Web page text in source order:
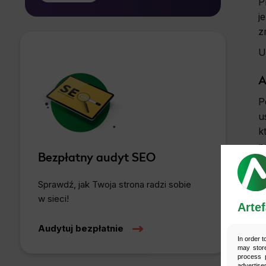
In order
may
process
bez wpływu na zgodność z prawem
przetwarzania, którego dokonano na
Bezpłatny audyt SEO
Sprawdź, jak Twoja strona radzi sobie
w sieci!
Audytuj bezpłatnie